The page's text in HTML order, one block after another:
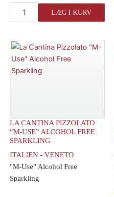
Cantina
Use"
Alcohol
Sparkling
LÆG I KURV
LA CANTINA PIZZOLATO
“M-USE” ALCOHOL FREE
SPARKLING
ITALIEN - VENETO
"M-Use" Alcohol Free
Sparkling